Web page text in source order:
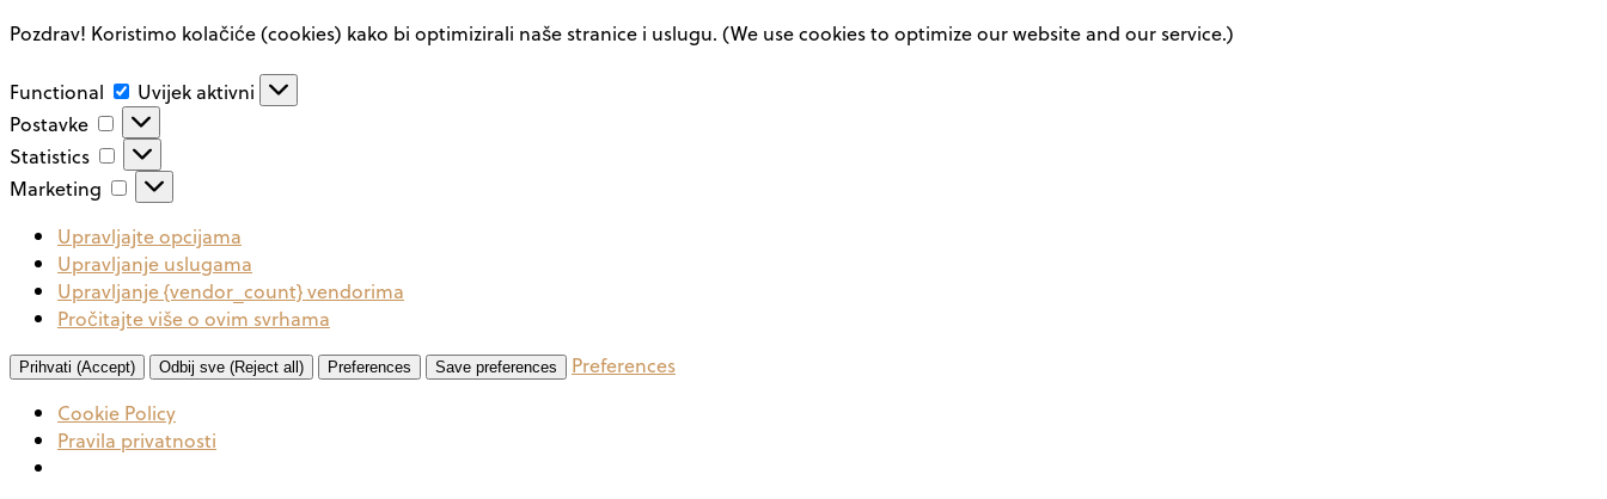
Pozdrav! Koristimo kolačiće (cookies) kako bi optimizirali naše stranice i uslugu. (We use cookies to optimize our website and our service.)
Functional Functional
Uvijek aktivni
Postavke
Postavke
Statistics Statistics
Marketing Marketing
Upravljajte opcijama
Upravljanje uslugama
Upravljanje {vendor_count} vendorima
Pročitajte više o ovim svrhama
Prihvati (Accept) Odbij sve (Reject all) Preferences Save preferences
Preferences
Cookie Policy
Pravila privatnosti